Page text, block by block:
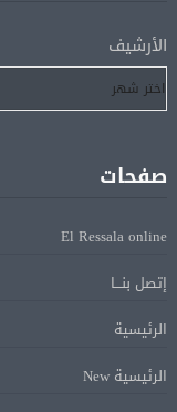
ماكرون: الاتحاد
البيان الختامى لاجتماع
الأرشيف
صفحات
El Ressala online
إتصل بنـــا
الرئيسية
الرئيسية New